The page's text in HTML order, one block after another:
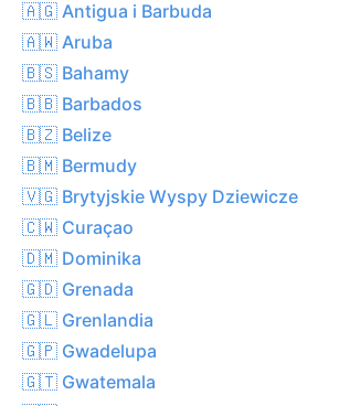
🇦🇬 Antigua i Barbuda
🇦🇼 Aruba
🇧🇸 Bahamy
🇧🇧 Barbados
🇧🇿 Belize
🇧🇲 Bermudy
🇻🇬 Brytyjskie Wyspy Dziewicze
🇨🇼 Curaçao
🇩🇲 Dominika
🇬🇩 Grenada
🇬🇱 Grenlandia
🇬🇵 Gwadelupa
🇬🇹 Gwatemala